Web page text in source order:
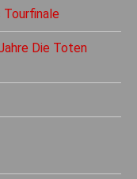
Tourfinale
Die Toten